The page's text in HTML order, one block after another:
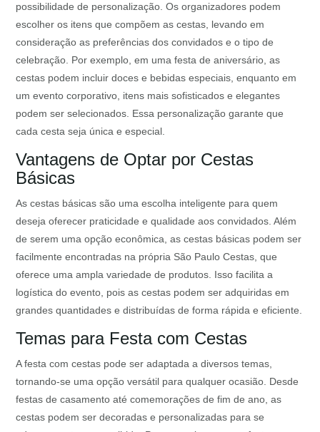
possibilidade de personalização. Os organizadores podem
escolher os itens que compõem as cestas, levando em
consideração as preferências dos convidados e o tipo de
celebração. Por exemplo, em uma festa de aniversário, as
cestas podem incluir doces e bebidas especiais, enquanto em
um evento corporativo, itens mais sofisticados e elegantes
podem ser selecionados. Essa personalização garante que
cada cesta seja única e especial.
Vantagens de Optar por Cestas
Básicas
As cestas básicas são uma escolha inteligente para quem
deseja oferecer praticidade e qualidade aos convidados. Além
de serem uma opção econômica, as cestas básicas podem ser
facilmente encontradas na própria São Paulo Cestas, que
oferece uma ampla variedade de produtos. Isso facilita a
logística do evento, pois as cestas podem ser adquiridas em
grandes quantidades e distribuídas de forma rápida e eficiente.
Temas para Festa com Cestas
A festa com cestas pode ser adaptada a diversos temas,
tornando-se uma opção versátil para qualquer ocasião. Desde
festas de casamento até comemorações de fim de ano, as
cestas podem ser decoradas e personalizadas para se